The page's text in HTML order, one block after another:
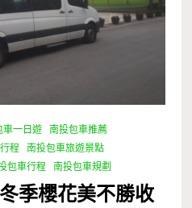
車一日遊
南投包車推薦
程
南投包車旅遊景點
包車行程 南投包車規劃
季櫻花美不勝收